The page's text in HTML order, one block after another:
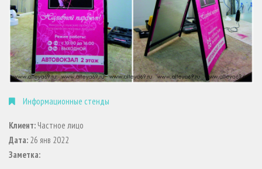
Информационные стенды
Клиент: Частное лицо
Дата: 26 янв 2022
Заметка: